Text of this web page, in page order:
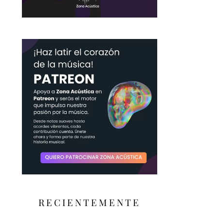
RECIENTEMENTE